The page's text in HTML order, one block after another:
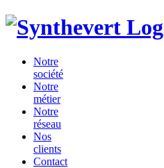
Notre
société
Notre
métier
Notre
réseau
Nos
clients
Contact